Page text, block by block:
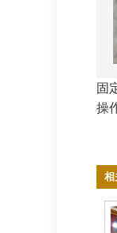
固
操
相